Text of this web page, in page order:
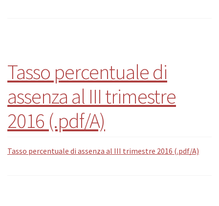
Tasso percentuale di
assenza al III trimestre
2016 (.pdf/A)
Tasso percentuale di assenza al III trimestre 2016 (.pdf/A)